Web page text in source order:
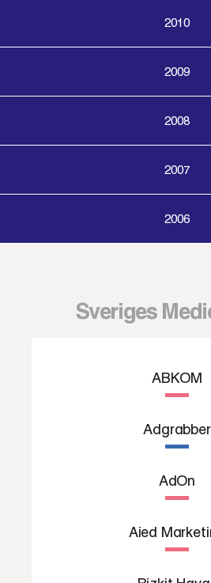
2010
2009
2008
2007
2006
Sveriges
ABKOM
Adgrabber
AdOn
Aied